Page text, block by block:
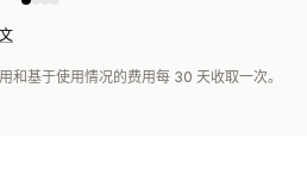
和基于使用情况的费用每 30 天收取一次。